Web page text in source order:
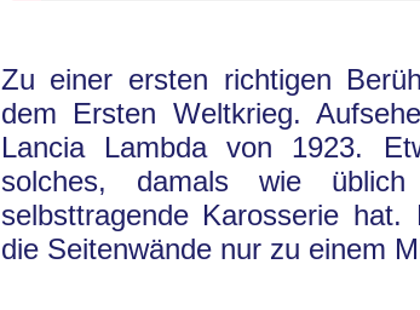
Zu einer ersten richtigen
dem Ersten Weltkrieg.
Lancia Lambda von 1923.
solches, damals wie
selbsttragende Karosserie
die Seitenwände nur zu einem